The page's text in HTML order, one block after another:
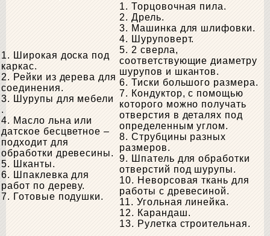
1. Широкая доска под
каркас.
2. Рейки из дерева для
соединения.
3. Шурупы для мебели
.
4. Масло льна или
датское бесцветное –
подходит для
обработки древесины.
5. Шканты.
6. Шпаклевка для
работ по дереву.
7. Готовые подушки.
1. Торцовочная пила.
2. Дрель.
3. Машинка для шлифовки.
4. Шуруповерт.
5. 2 сверла,
соответствующие диаметру
шурупов и шкантов.
6. Тиски большого размера.
7. Кондуктор, с помощью
которого можно получать
отверстия в деталях под
определенным углом.
8. Струбцины разных
размеров.
9. Шпатель для обработки
отверстий под шурупы.
10. Неворсовая ткань для
работы с древесиной.
11. Угольная линейка.
12. Карандаш.
13. Рулетка строительная.